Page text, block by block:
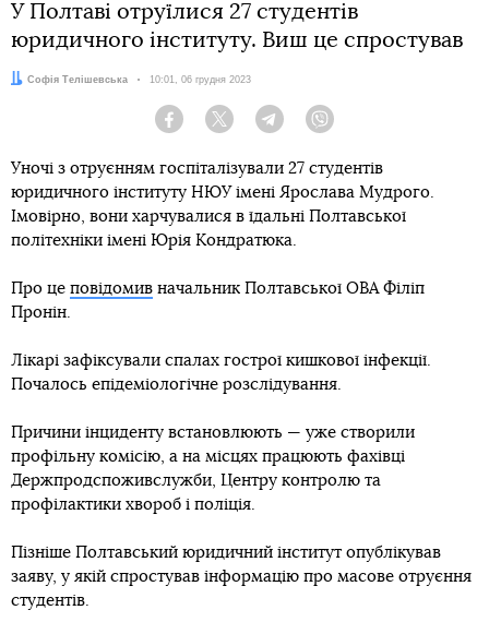
У Полтаві отруїлися 27 студентів
юридичного інституту. Виш це спростував
Автор:
Софія Телішевська Дата:
10:01, 06 грудня 2023
Facebook Twitter Telegram
Уночі з отруєнням госпіталізували 27 студентів
юридичного інституту НЮУ імені Ярослава Мудрого.
Імовірно, вони харчувалися в їдальні Полтавської
політехніки імені Юрія Кондратюка.
Про це повідомив начальник Полтавської ОВА Філіп
Пронін.
Лікарі зафіксували спалах гострої кишкової інфекції.
Почалось епідеміологічне розслідування.
Причини інциденту встановлюють — уже створили
профільну комісію, а на місцях працюють фахівці
Держпродспоживслужби, Центру контролю та
профілактики хвороб і поліція.
Пізніше Полтавський юридичний інститут опублікував
заяву, у якій спростував інформацію про масове отруєння
студентів.